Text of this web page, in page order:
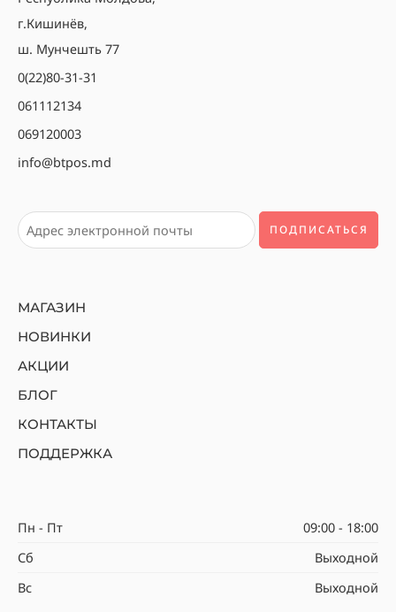
г.Кишинёв,
ш. Мунчешть 77
0(22)80-31-31
061112134
069120003
info@btpos.md
МАГАЗИН
НОВИНКИ
АКЦИИ
БЛОГ
КОНТАКТЫ
ПОДДЕРЖКА
Пн - Пт
09:00 - 18:00
Сб
Выходной
Вс
Выходной